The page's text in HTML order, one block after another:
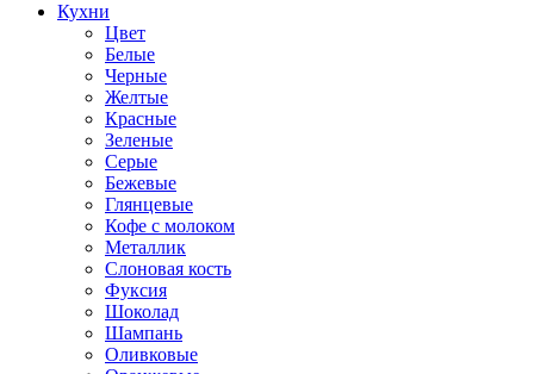
Кухни
Цвет
Белые
Черные
Желтые
Красные
Зеленые
Серые
Бежевые
Глянцевые
Кофе с молоком
Металлик
Слоновая кость
Фуксия
Шоколад
Шампань
Оливковые